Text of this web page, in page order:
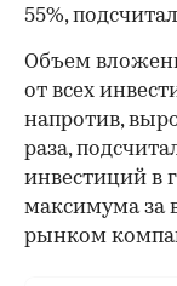
55%,
Объем
от всех
напротив,
раза,
инвестиций в
максимума за
рынком